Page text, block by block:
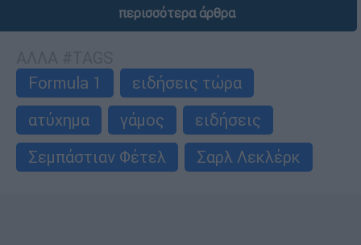
περισσότερα άρθρα
Formula 1
ειδήσεις τώρα
ατύχημα
γάμος
ειδήσεις
Σεμπάστιαν Φέτελ
Σαρλ Λεκλέρκ